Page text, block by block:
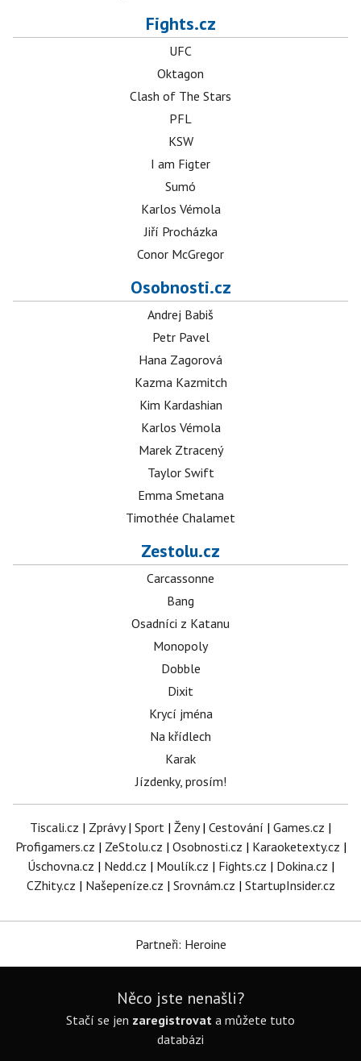
Fights.cz
UFC
Oktagon
Clash of The Stars
PFL
KSW
I am Figter
Sumó
Karlos Vémola
Jiří Procházka
Conor McGregor
Osobnosti.cz
Andrej Babiš
Petr Pavel
Hana Zagorová
Kazma Kazmitch
Kim Kardashian
Karlos Vémola
Marek Ztracený
Taylor Swift
Emma Smetana
Timothée Chalamet
Zestolu.cz
Carcassonne
Bang
Osadníci z Katanu
Monopoly
Dobble
Dixit
Krycí jména
Na křídlech
Karak
Jízdenky, prosím!
Tiscali.cz | Zprávy| Sport | Ženy| Cestování | Games.cz |
Profigamers.cz | ZeStolu.cz | Osobnosti.cz | Karaoketexty.cz |
Úschovna.cz | Nedd.cz | Moulík.cz | Fights.cz | Dokina.cz |
CZhity.cz | Našepeníze.cz | Srovnám.cz | StartupInsider.cz
Partneři: Heroine
Něco jste nenašli?
Stačí se jen zaregistrovat a můžete tuto
databázi